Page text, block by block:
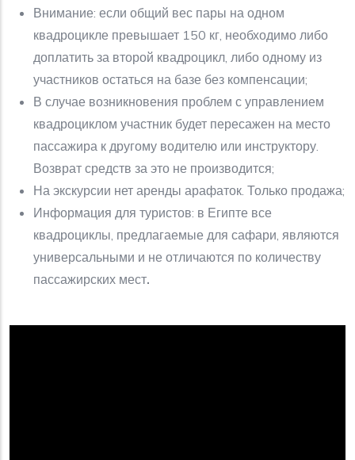
Внимание: если общий вес пары на одном
квадроцикле превышает 150 кг, необходимо либо
доплатить за второй квадроцикл, либо одному из
участников остаться на базе без компенсации;
В случае возникновения проблем с управлением
квадроциклом участник будет пересажен на место
пассажира к другому водителю или инструктору.
Возврат средств за это не производится;
На экскурсии нет аренды арафаток. Только продажа;
Информация для туристов: в Египте все
квадроциклы, предлагаемые для сафари, являются
универсальными и не отличаются по количеству
пассажирских мест.